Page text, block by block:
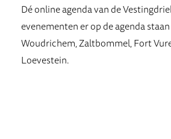
Dé online agenda van de
evenementen er op de agenda
Woudrichem, Zaltbommel, Fort
Loevestein.